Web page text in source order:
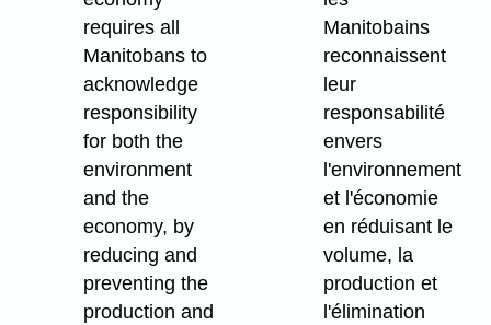
requires all
Manitobans to
acknowledge
responsibility
for both the
environment
and the
economy, by
reducing and
preventing the
production and
Manitobains
reconnaissent
leur
responsabilité
envers
l'environnement
et l'économie
en réduisant le
volume, la
production et
l'élimination